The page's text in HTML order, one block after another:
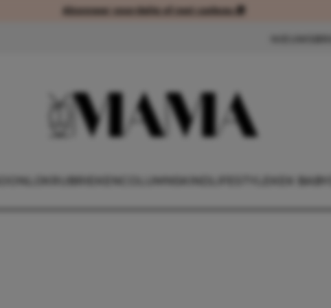
Abonneer voordelig of met cadeau 🎁Abonneer voordelig of met cadeau 🎁